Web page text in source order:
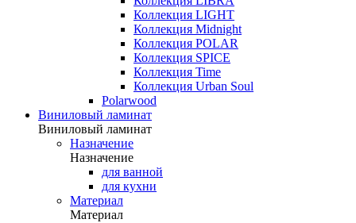
Коллекция LIGHT
Коллекция Midnight
Коллекция POLAR
Коллекция SPICE
Коллекция Time
Коллекция Urban Soul
Polarwood
Виниловый ламинат
Виниловый ламинат
Назначение
Назначение
для ванной
для кухни
Материал
Материал